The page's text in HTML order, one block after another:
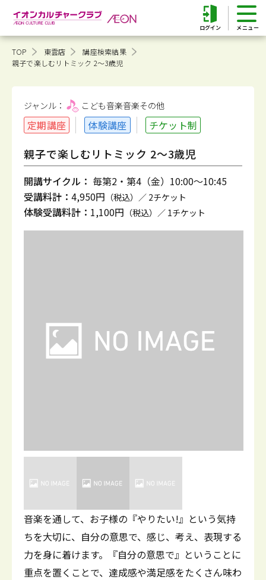
ログイン
TOP 東雲店
講座検索結果
親子で楽しむリトミック 2～3歳児
ジャンル： こども音楽音楽その他
定期講座 体験講座 チケット制
親子で楽しむリトミック 2～3歳児
開講サイクル： 毎第2・第4（金）10:00～10:45
受講料計： 4,950円 （税込）／ 2チケット
体験受講料計： 1,100円 （税込）／ 1チケット
音楽を通して、お子様の『やりたい!』という気持
ちを大切に、自分の意思で、感じ、考え、表現する
力を身に着けます。『自分の意思で』ということに
重点を置くことで、達成感や満足感をたくさん味わ